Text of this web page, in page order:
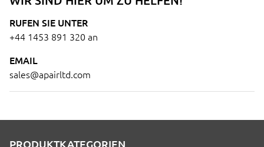
RUFEN SIE UNTER
+44 1453 891 320 an
EMAIL
sales@apairltd.com
PRODUKTKATEGORIEN